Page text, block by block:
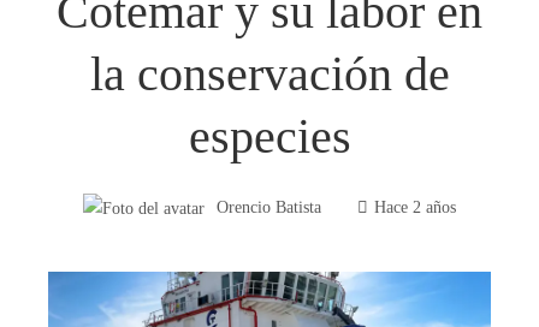
Cotemar y su labor en
la conservación de
especies
Orencio Batista Hace 2 años